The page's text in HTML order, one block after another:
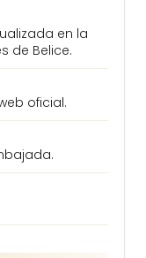
en la
de Belice.
oficial.